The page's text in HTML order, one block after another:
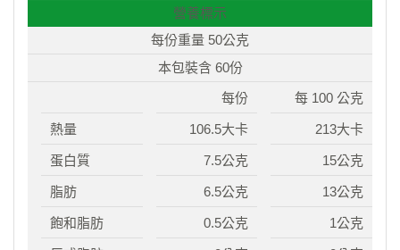
營養標示
每份重量 50公克
本包裝含 60份
熱量
蛋白質
脂肪
飽和脂肪
每份
106.5大卡
7.5公克
6.5公克
0.5公克
每 100 公克
213大卡
15公克
13公克
1公克